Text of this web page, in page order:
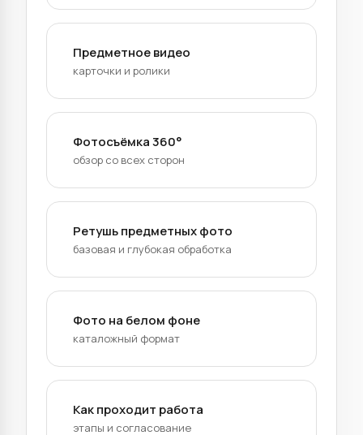
Предметное видео
карточки и ролики
Фотосъёмка 360°
обзор со всех сторон
Ретушь предметных фото
базовая и глубокая обработка
Фото на белом фоне
каталожный формат
Как проходит работа
этапы и согласование